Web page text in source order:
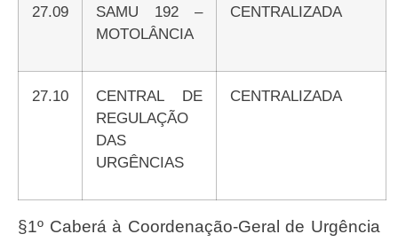
27.09
SAMU 192 –
MOTOLÂNCIA
CENTRALIZADA
27.10
CENTRAL DE
REGULAÇÃO
DAS
URGÊNCIAS
CENTRALIZADA
§1º Caberá à Coordenação-Geral de Urgência